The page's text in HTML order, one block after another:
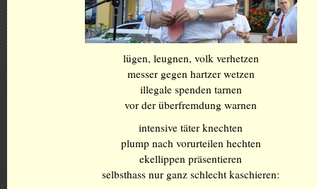
lügen, leugnen, volk verhetzen
messer gegen hartzer wetzen
illegale spenden tarnen
vor der überfremdung warnen
intensive täter knechten
plump nach vorurteilen hechten
ekellippen präsentieren
selbsthass nur ganz schlecht kaschieren: